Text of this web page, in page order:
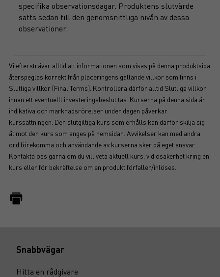
specifika observationsdagar. Produktens slutvärde
sätts sedan till den genomsnittliga nivån av dessa
observationer.
Vi eftersträvar alltid att informationen som visas på denna produktsida
återspeglas korrekt från placeringens gällande villkor som finns i
Slutliga villkor (Final Terms). Kontrollera därför alltid Slutliga villkor
innan ett eventuellt investeringsbeslut tas. Kurserna på denna sida är
indikativa och marknadsrörelser under dagen påverkar
kurssättningen. Den slutgiltiga kurs som erhålls kan därför skilja sig
åt mot den kurs som anges på hemsidan. Avvikelser kan med andra
ord förekomma och användande av kurserna sker på eget ansvar.
Kontakta oss gärna om du vill veta aktuell kurs, vid osäkerhet kring en
kurs eller för bekräftelse om en produkt förfaller/inlöses.
Snabbvägar
Hitta en rådgivare